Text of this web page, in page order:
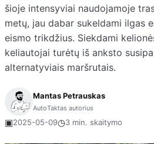
šioje intensyviai naudojamoje
metų, jau dabar sukeldami ilgas
eismo trikdžius. Siekdami
keliautojai turėtų iš anksto
alternatyviais maršrutais.
Mantas Petrauskas
AutoTaktas autorius
▣2025-05-09◷3 min. skaitymo